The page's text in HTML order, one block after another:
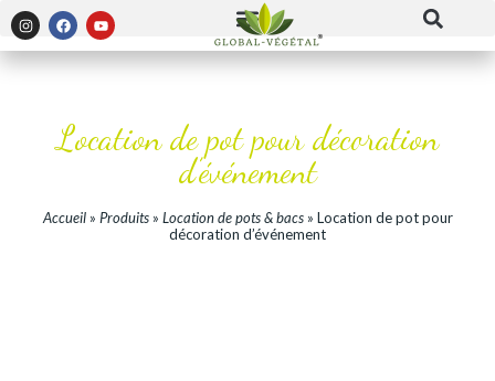
Location de pot pour décoration
d’événement
Accueil» Produits» Location de pots & bacs» Location de pot pour
décoration d’événement